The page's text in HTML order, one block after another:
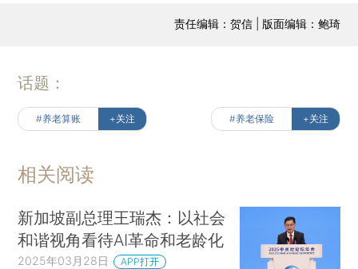
责任编辑：贺信 | 版面编辑：鲍琦
话题：
#养老算账 +关注 #养老保险 +关注
相关阅读
新加坡副总理王瑞杰：以社会
和谐视角看待AI革命和老龄化
2025年03月28日 APP打开